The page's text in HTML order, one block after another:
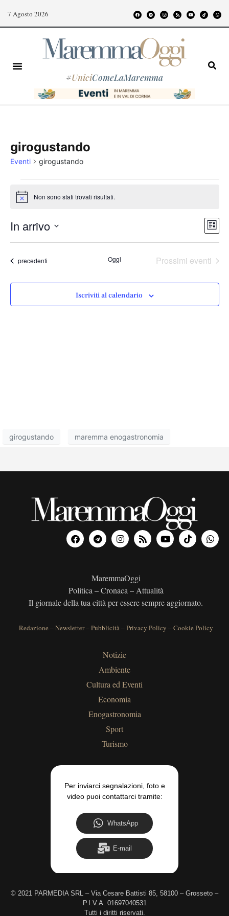
7 Agosto 2026
#UniciComeLaMaremma
girogustando
Eventi girogustando
Notice Non sono stati trovati risultati.
Lista
In arrivo
Seleziona
data.
Eventi
precedenti Oggi Prossimi eventi
Iscriviti al calendario
girogustando maremma enogastronomia
MaremmaOggi
Politica – Cronaca – Attualità
Il giornale della tua città per essere sempre aggiornato.
Redazione –Newsletter–Pubblicità–Privacy Policy –Cookie Policy
Notizie
Ambiente
Cultura ed Eventi
Economia
Enogastronomia
Sport
Turismo
Per inviarci segnalazioni, foto e
video puoi contattarci tramite:
WhatsApp
E-mail
© 2021 PARMEDIA SRL – Via Cesare Battisti 85, 58100 – Grosseto –
P.I.V.A. 01697040531
Tutti i diritti riservati.